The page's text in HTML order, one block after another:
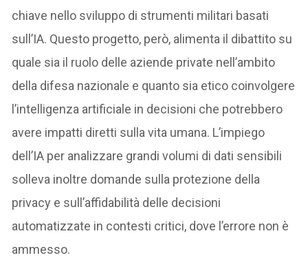
chiave nello sviluppo di strumenti militari basati
sull’IA. Questo progetto, però, alimenta il dibattito su
quale sia il ruolo delle aziende private nell’ambito
della difesa nazionale e quanto sia etico coinvolgere
l’intelligenza artificiale in decisioni che potrebbero
avere impatti diretti sulla vita umana. L’impiego
dell’IA per analizzare grandi volumi di dati sensibili
solleva inoltre domande sulla protezione della
privacy e sull’affidabilità delle decisioni
automatizzate in contesti critici, dove l’errore non è
ammesso.